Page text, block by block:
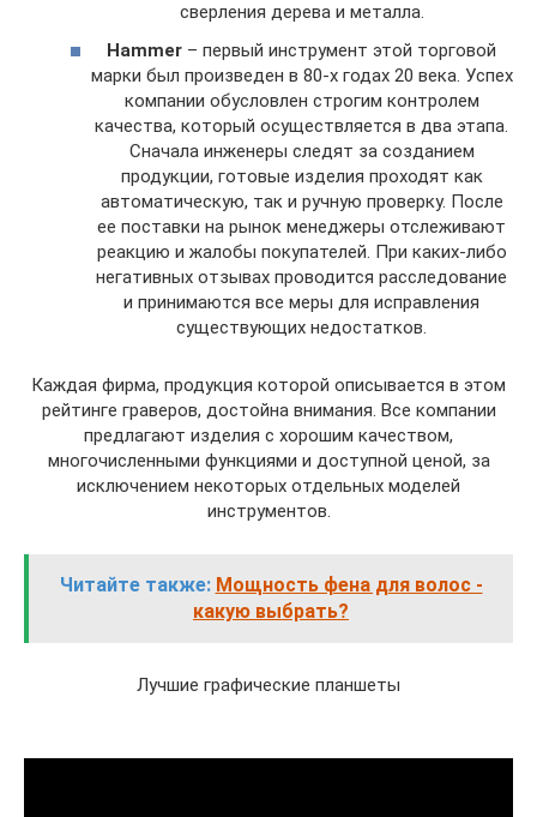
сверления дерева и металла.
Hammer – первый инструмент этой торговой
марки был произведен в 80-х годах 20 века. Успех
компании обусловлен строгим контролем
качества, который осуществляется в два этапа.
Сначала инженеры следят за созданием
продукции, готовые изделия проходят как
автоматическую, так и ручную проверку. После
ее поставки на рынок менеджеры отслеживают
реакцию и жалобы покупателей. При каких-либо
негативных отзывах проводится расследование
и принимаются все меры для исправления
существующих недостатков.
Каждая фирма, продукция которой описывается в этом
рейтинге граверов, достойна внимания. Все компании
предлагают изделия с хорошим качеством,
многочисленными функциями и доступной ценой, за
исключением некоторых отдельных моделей
инструментов.
Читайте также: Мощность фена для волос -
какую выбрать?
Лучшие графические планшеты